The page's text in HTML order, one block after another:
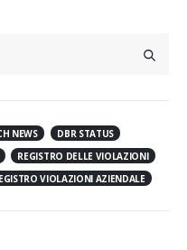
NEWS
DBR STATUS
REGISTRO DELLE VIOLAZIONI
VIOLAZIONI AZIENDALE